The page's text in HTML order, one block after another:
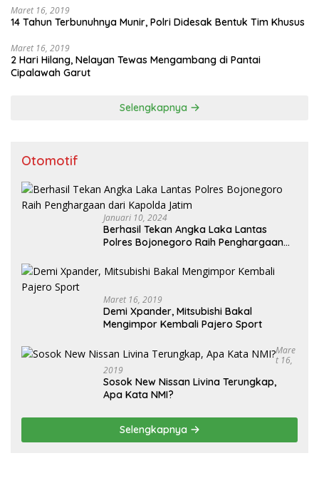
Maret 16, 2019
14 Tahun Terbunuhnya Munir, Polri Didesak Bentuk Tim Khusus
Maret 16, 2019
2 Hari Hilang, Nelayan Tewas Mengambang di Pantai
Cipalawah Garut
Selengkapnya
Otomotif
Januari 10, 2024
Berhasil Tekan Angka Laka Lantas
Polres Bojonegoro Raih Penghargaan
Maret 16, 2019
Demi Xpander, Mitsubishi Bakal
Mengimpor Kembali Pajero Sport
Mare
T 16,
2019
Sosok New Nissan Livina Terungkap,
Apa Kata NMI?
Selengkapnya